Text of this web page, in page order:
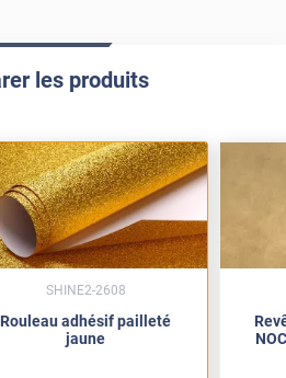
les produits
Rouleau adhésif pailleté
jaune
SHINE2-2608